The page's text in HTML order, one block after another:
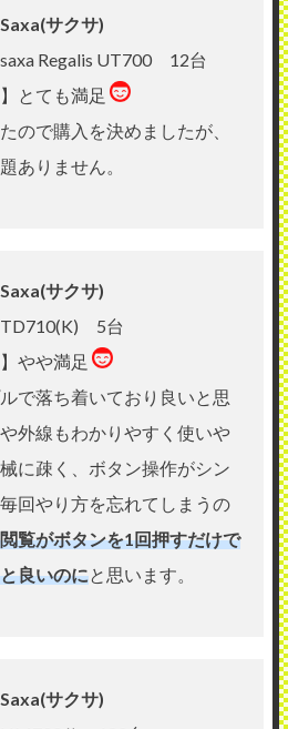
サクサ)
saxa Regalis UT700 12台
とても満足
ので購入を決めましたが、
ありません。
サクサ)
TD710(K) 5台
やや満足
で落ち着いており良いと思
外線もわかりやすく使いや
に疎く、ボタン操作がシン
回やり方を忘れてしまうの
覧がボタンを1回押すだけで
良いのにと思います。
サクサ)